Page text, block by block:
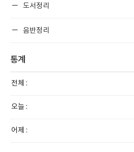
도서정리
음반정리
통계
전체 :
오늘 :
어제 :